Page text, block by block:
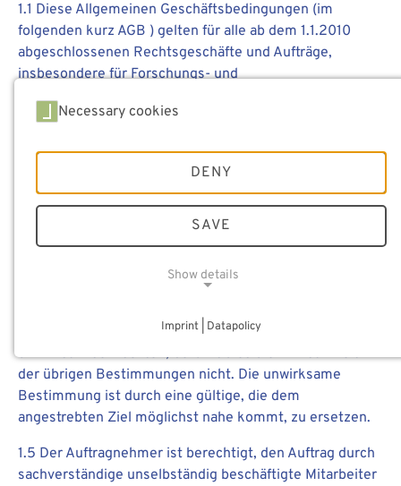
1.1 Diese Allgemeinen Geschäftsbedingungen (im
folgenden kurz AGB ) gelten für alle ab dem 1.1.2010
abgeschlossenen Rechtsgeschäfte und Aufträge,
insbesondere für Forschungs- und
Dienstleistungsaufträge, Gutachten,
Sachverständigentätigkeiten und Lieferungen, bei
„Auftragnehmer“) Auftragnehmer ist.
1.2 Die Geltung von allfälligen AGB des Auftraggebers
wird ausdrücklich ausgeschlossen.
nur bei schriftlicher Anerkennung durch den
1.4 Falls einzelne der folgenden Bestimmungen
unwirksam sein sollten, berührt dies die Wirksamkeit
der übrigen Bestimmungen nicht. Die unwirksame
Bestimmung ist durch eine gültige, die dem
angestrebten Ziel möglichst nahe kommt, zu ersetzen.
1.5 Der Auftragnehmer ist berechtigt, den Auftrag durch
sachverständige unselbständig beschäftigte Mitarbeiter
Necessary cookies
DENY
SAVE
Show details
NECESSARY COOKIES
Imprint | Datapolicy